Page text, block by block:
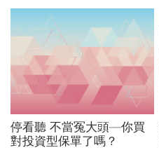
停看聽 不當冤大頭—你買
對投資型保單了嗎？